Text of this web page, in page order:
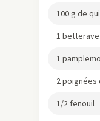
100 g de
1
1
2 poignées
1/2 fenouil